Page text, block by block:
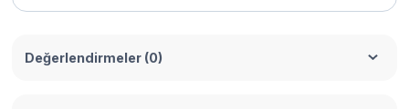
Değerlendirmeler (0)